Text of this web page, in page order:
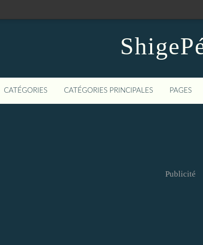
CATÉGORIES CATÉGORIES PRINCIPALES PAGES
Publicité